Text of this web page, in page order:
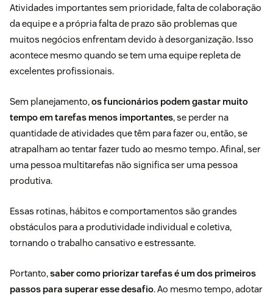
Atividades importantes sem prioridade, falta de colaboração
da equipe e a própria falta de prazo são problemas que
muitos negócios enfrentam devido à desorganização. Isso
acontece mesmo quando se tem uma equipe repleta de
excelentes profissionais.
Sem planejamento,os funcionários podem gastar muito
tempo em tarefas menos importantes, se perder na
quantidade de atividades que têm para fazer ou, então, se
atrapalham ao tentar fazer tudo ao mesmo tempo. Afinal, ser
uma pessoa multitarefas não significa ser uma pessoa
produtiva.
Essas rotinas, hábitos e comportamentos são grandes
obstáculos para a produtividade individual e coletiva,
tornando o trabalho cansativo e estressante.
Portanto,sabercomo priorizar tarefasé um dos primeiros
passos para superar esse desafio. Ao mesmo tempo, adotar